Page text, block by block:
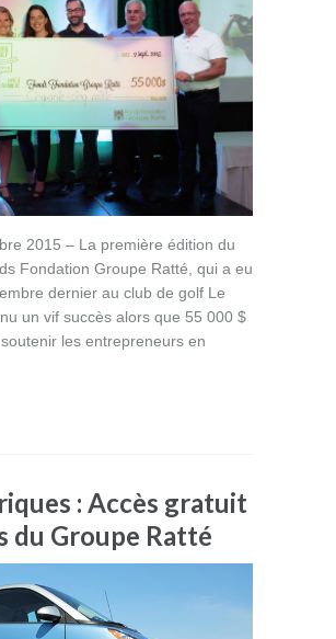
2015 – La première édition du
Fondation Groupe Ratté, qui a eu
dernier au club de golf Le
un vif succès alors que 55 000 $
les entrepreneurs en
: Accès gratuit
du Groupe Ratté